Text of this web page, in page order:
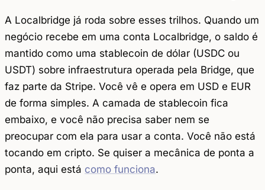
A Localbridge já roda sobre esses trilhos. Quando um
negócio recebe em uma conta Localbridge, o saldo é
mantido como uma stablecoin de dólar (USDC ou
USDT) sobre infraestrutura operada pela Bridge, que
faz parte da Stripe. Você vê e opera em USD e EUR
de forma simples. A camada de stablecoin fica
embaixo, e você não precisa saber nem se
preocupar com ela para usar a conta. Você não está
tocando em cripto. Se quiser a mecânica de ponta a
ponta, aqui está como funciona.